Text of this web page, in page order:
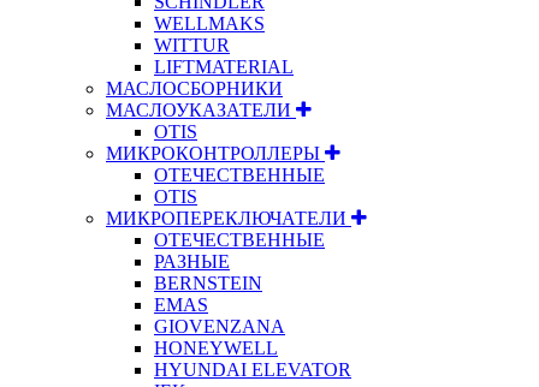
WELLMAKS
WITTUR
LIFTMATERIAL
МАСЛОСБОРНИКИ
МАСЛОУКАЗАТЕЛИ
OTIS
МИКРОКОНТРОЛЛЕРЫ
ОТЕЧЕСТВЕННЫЕ
OTIS
МИКРОПЕРЕКЛЮЧАТЕЛИ
ОТЕЧЕСТВЕННЫЕ
РАЗНЫЕ
BERNSTEIN
EMAS
GIOVENZANA
HONEYWELL
HYUNDAI ELEVATOR